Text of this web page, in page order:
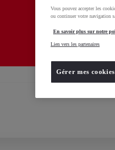
Vous pouvez accepter les
ou continuer votre navigation
En savoir plus sur notre
Lien vers les partenaires
Gérer mes cookies